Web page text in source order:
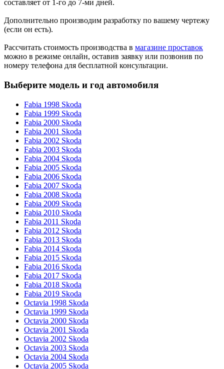
составляет от 1-го до 7-ми дней.
Дополнительно производим разработку по вашему чертежу
(если он есть).
Рассчитать стоимость производства в магазине проставок
можно в режиме онлайн, оставив заявку или позвонив по
номеру телефона для бесплатной консультации.
Выберите модель и год автомобиля
Fabia 1998 Skoda
Fabia 1999 Skoda
Fabia 2000 Skoda
Fabia 2001 Skoda
Fabia 2002 Skoda
Fabia 2003 Skoda
Fabia 2004 Skoda
Fabia 2005 Skoda
Fabia 2006 Skoda
Fabia 2007 Skoda
Fabia 2008 Skoda
Fabia 2009 Skoda
Fabia 2010 Skoda
Fabia 2011 Skoda
Fabia 2012 Skoda
Fabia 2013 Skoda
Fabia 2014 Skoda
Fabia 2015 Skoda
Fabia 2016 Skoda
Fabia 2017 Skoda
Fabia 2018 Skoda
Fabia 2019 Skoda
Octavia 1998 Skoda
Octavia 1999 Skoda
Octavia 2000 Skoda
Octavia 2001 Skoda
Octavia 2002 Skoda
Octavia 2003 Skoda
Octavia 2004 Skoda
Octavia 2005 Skoda